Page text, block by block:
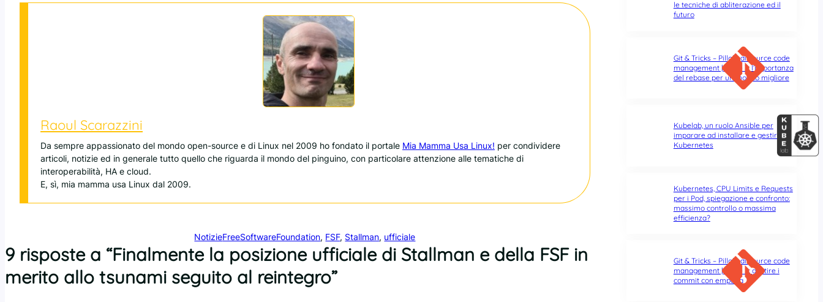
Raoul Scarazzini
Da sempre appassionato del mondo open-source e di Linux nel 2009 ho fondato il portale Mia Mamma Usa Linux! per condividere
articoli, notizie ed in generale tutto quello che riguarda il mondo del pinguino, con particolare attenzione alle tematiche di
interoperabilità, HA e cloud.
E, sì, mia mamma usa Linux dal 2009.
NotizieFreeSoftwareFoundation, FSF, Stallman, ufficiale
9 risposte a “Finalmente la posizione ufficiale di Stallman e della FSF in
merito allo tsunami seguito al reintegro”
le tecniche di abliterazione ed il
futuro
Git & Tricks – Pillole di source code
management | Parte 3: l’importanza
del rebase per un mondo migliore
Kubelab, un ruolo Ansible per
imparare ad installare e gestire
Kubernetes
Kubernetes, CPU Limits e Requests
per i Pod, spiegazione e confronto:
massimo controllo o massima
efficienza?
Git & Tricks – Pillole di source code
management | Parte 2: gestire i
commit con empatia